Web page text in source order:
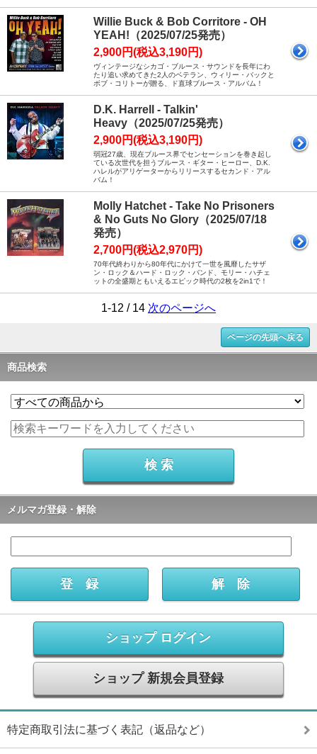
Willie Buck & Bob Corritore - OH
YEAH!（2025/07/25発売）
2,900円(税込3,190円)
ヴィンテージなシカゴ・ブルース・サウンドを長年にわ
たり追い求めてきた2人のベテラン、ウィリー・バックと
ボブ・コリトーが贈る、ド直球ブルース・アルバム！
D.K. Harrell - Talkin'
Heavy（2025/07/25発売）
2,900円(税込3,190円)
弱冠27歳、現在ブルース界でセンセーションを巻き起し
ている次世代を担うブルース・ギター・ヒーロー、D.K.
ハレルがアリゲーターからリリースするセカンド・アル
バム！
Molly Hatchet - Take No Prisoners
& No Guts No Glory（2025/07/18
発売）
2,700円(税込2,970円)
70年代終わりから80年代にかけて一世を風靡したサザ
ン・ロック＆ハード・ロック・バンド、モリー・ハチェ
ットの全盛期ともいえるエピック時代の2枚を2in1で！
1-12 / 14 次のページへ
ページの先頭へ戻る
商品検索
メルマガ登録・解除
ショップ ログイン
ショップ 新規会員登録
特定商取引法に基づく表記（返品など）